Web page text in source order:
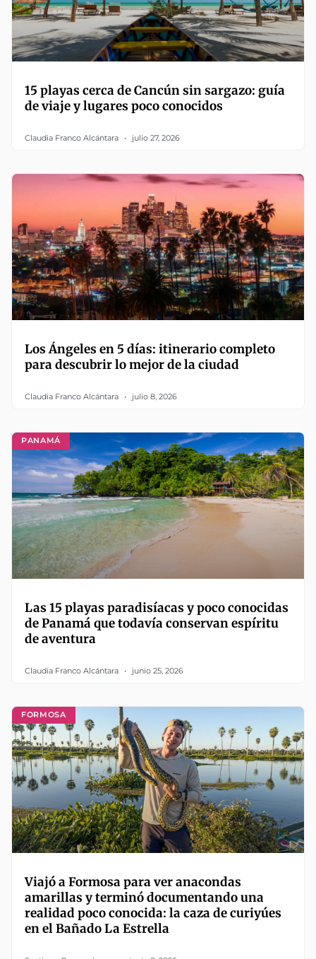
15 playas cerca de Cancún sin sargazo: guía
de viaje y lugares poco conocidos
Claudia Franco Alcántara julio 27, 2026
Los Ángeles en 5 días: itinerario completo
para descubrir lo mejor de la ciudad
Claudia Franco Alcántara julio 8, 2026
PANAMÁ
Las 15 playas paradisíacas y poco conocidas
de Panamá que todavía conservan espíritu
de aventura
Claudia Franco Alcántara junio 25, 2026
FORMOSA
Viajó a Formosa para ver anacondas
amarillas y terminó documentando una
realidad poco conocida: la caza de curiyúes
en el Bañado La Estrella